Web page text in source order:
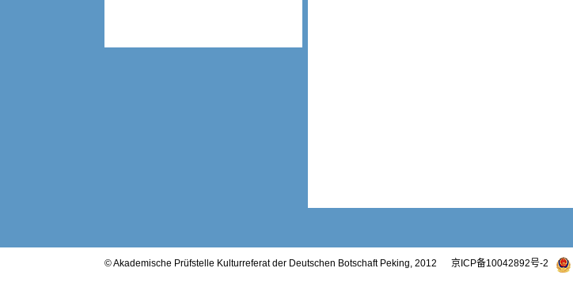
© Akademische Prüfstelle Kulturreferat der Deutschen Botschaft Peking, 2012 京ICP备10042892号-2